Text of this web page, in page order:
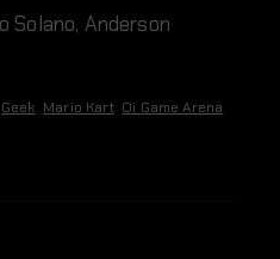
Solano, Anderson
Geek Mario Kart, Oi Game Arena